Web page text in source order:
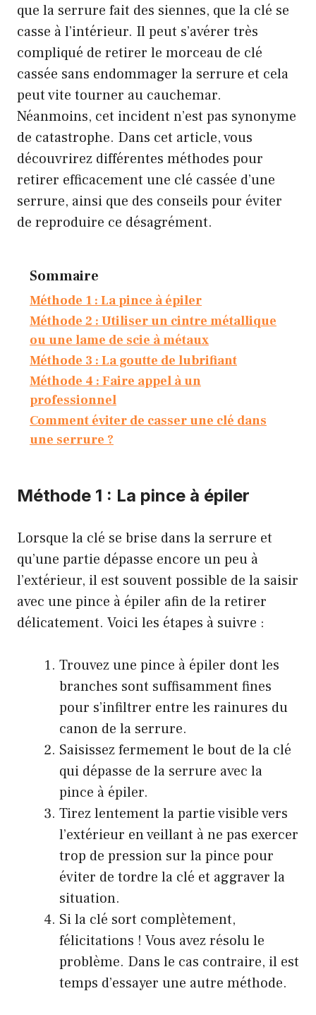
que la serrure fait des siennes, que la clé se
casse à l’intérieur. Il peut s’avérer très
compliqué de retirer le morceau de clé
cassée sans endommager la serrure et cela
peut vite tourner au cauchemar.
Néanmoins, cet incident n’est pas synonyme
de catastrophe. Dans cet article, vous
découvrirez différentes méthodes pour
retirer efficacement une clé cassée d’une
serrure, ainsi que des conseils pour éviter
de reproduire ce désagrément.
Sommaire
Méthode 1 : La pince à épiler
Méthode 2 : Utiliser un cintre métallique
ou une lame de scie à métaux
Méthode 3 : La goutte de lubrifiant
Méthode 4 : Faire appel à un
professionnel
Comment éviter de casser une clé dans
une serrure ?
Méthode 1 : La pince à épiler
Lorsque la clé se brise dans la serrure et
qu’une partie dépasse encore un peu à
l’extérieur, il est souvent possible de la saisir
avec une pince à épiler afin de la retirer
délicatement. Voici les étapes à suivre :
Trouvez une pince à épiler dont les
branches sont suffisamment fines
pour s’infiltrer entre les rainures du
canon de la serrure.
Saisissez fermement le bout de la clé
qui dépasse de la serrure avec la
pince à épiler.
Tirez lentement la partie visible vers
l’extérieur en veillant à ne pas exercer
trop de pression sur la pince pour
éviter de tordre la clé et aggraver la
situation.
Si la clé sort complètement,
félicitations ! Vous avez résolu le
problème. Dans le cas contraire, il est
temps d’essayer une autre méthode.